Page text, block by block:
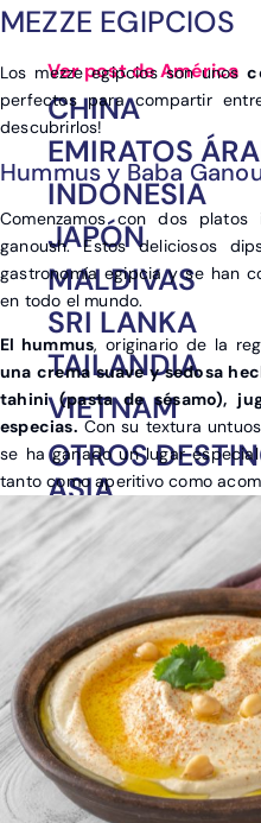
Ver post de América
CHINA
EMIRATOS
INDONESIA
JAPÓN
MALDIVAS
SRI LANKA
TAILANDIA
VIETNAM
OTROS
ASIA
MEZZE EGIPCIOS
Los mezze egipcios son unos
perfectos para compartir
descubrirlos!
Hummus y Baba
Comenzamos con dos
ganoush. Estos deliciosos
gastronomía egipcia y se han
en todo el mundo.
El hummus, originario de la
una crema suave y sedosa
tahini (pasta de sésamo),
especias. Con su textura
se ha ganado un lugar
tanto como aperitivo como